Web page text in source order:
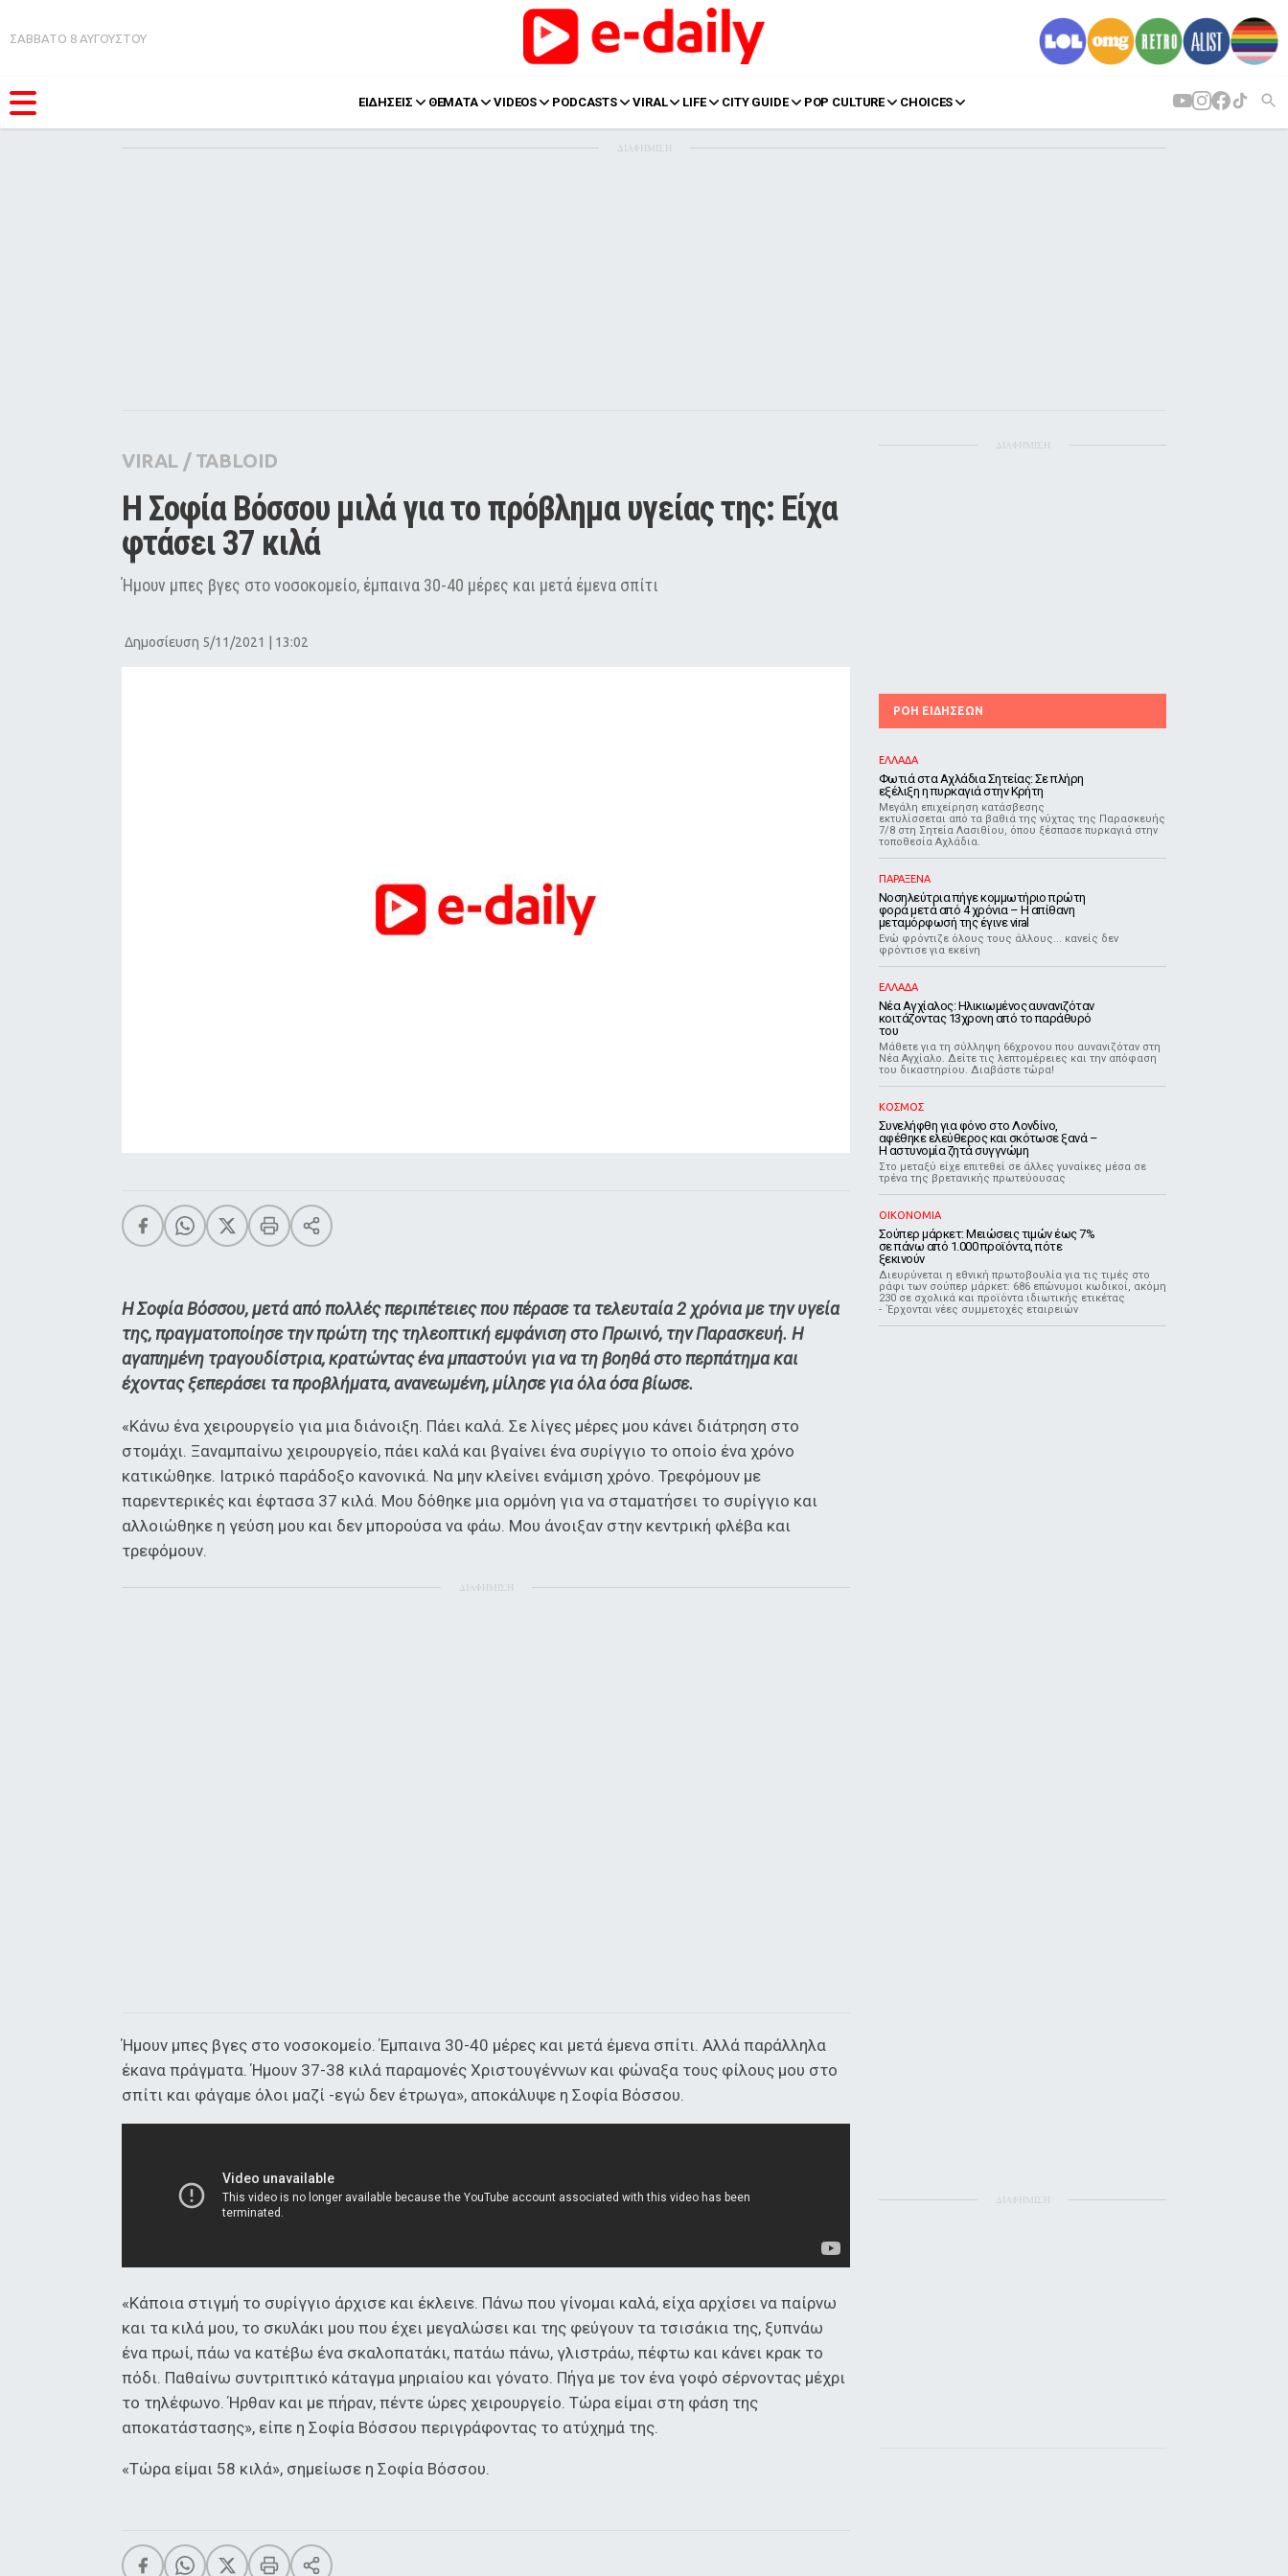
ΣΑΒΒΑΤΟ 8 ΑΥΓΟΥΣΤΟΥ
ΕΙΔΗΣΕΙΣ ΘΕΜΑΤΑ VIDEOS PODCASTS VIRAL LIFE CITY GUIDE POP CULTURE CHOICES
Pop Culture
Agenda
ΔΙΑΦΗΜΙΣΗ
VIRAL / TABLOID
Η Σοφία Βόσσου μιλά για το πρόβλημα υγείας της: Είχα
φτάσει 37 κιλά
Ήμουν μπες βγες στο νοσοκομείο, έμπαινα 30-40 μέρες και μετά έμενα σπίτι
Δημοσίευση 5/11/2021 | 13:02
Η Σοφία Βόσσου, μετά από πολλές περιπέτειες που πέρασε τα τελευταία 2 χρόνια με την υγεία
της, πραγματοποίησε την πρώτη της τηλεοπτική εμφάνιση στο Πρωινό, την Παρασκευή. Η
αγαπημένη τραγουδίστρια, κρατώντας ένα μπαστούνι για να τη βοηθά στο περπάτημα και
έχοντας ξεπεράσει τα προβλήματα, ανανεωμένη, μίλησε για όλα όσα βίωσε.
«Κάνω ένα χειρουργείο για μια διάνοιξη. Πάει καλά. Σε λίγες μέρες μου κάνει διάτρηση στο
στομάχι. Ξαναμπαίνω χειρουργείο, πάει καλά και βγαίνει ένα συρίγγιο το οποίο ένα χρόνο
κατικώθηκε. Ιατρικό παράδοξο κανονικά. Να μην κλείνει ενάμιση χρόνο. Τρεφόμουν με
παρεντερικές και έφτασα 37 κιλά. Μου δόθηκε μια ορμόνη για να σταματήσει το συρίγγιο και
αλλοιώθηκε η γεύση μου και δεν μπορούσα να φάω. Μου άνοιξαν στην κεντρική φλέβα και
τρεφόμουν.
ΔΙΑΦΗΜΙΣΗ
Ήμουν μπες βγες στο νοσοκομείο. Έμπαινα 30-40 μέρες και μετά έμενα σπίτι. Αλλά παράλληλα
έκανα πράγματα. Ήμουν 37-38 κιλά παραμονές Χριστουγέννων και φώναξα τους φίλους μου στο
σπίτι και φάγαμε όλοι μαζί -εγώ δεν έτρωγα», αποκάλυψε η Σοφία Βόσσου.
«Κάποια στιγμή το συρίγγιο άρχισε και έκλεινε. Πάνω που γίνομαι καλά, είχα αρχίσει να παίρνω
και τα κιλά μου, το σκυλάκι μου που έχει μεγαλώσει και της φεύγουν τα τσισάκια της, ξυπνάω
ένα πρωί, πάω να κατέβω ένα σκαλοπατάκι, πατάω πάνω, γλιστράω, πέφτω και κάνει κρακ το
πόδι. Παθαίνω συντριπτικό κάταγμα μηριαίου και γόνατο. Πήγα με τον ένα γοφό σέρνοντας μέχρι
το τηλέφωνο. Ήρθαν και με πήραν, πέντε ώρες χειρουργείο. Τώρα είμαι στη φάση της
αποκατάστασης», είπε η Σοφία Βόσσου περιγράφοντας το ατύχημά της.
«Τώρα είμαι 58 κιλά», σημείωσε η Σοφία Βόσσου.
ΔΙΑΦΗΜΙΣΗ
ΡΟΗ ΕΙΔΗΣΕΩΝ
ΕΛΛΑΔΑ
Φωτιά στα Αχλάδια Σητείας: Σε πλήρη
εξέλιξη η πυρκαγιά στην Κρήτη
Μεγάλη επιχείρηση κατάσβεσης
εκτυλίσσεται από τα βαθιά της νύχτας της Παρασκευής
7/8 στη Σητεία Λασιθίου, όπου ξέσπασε πυρκαγιά στην
τοποθεσία Αχλάδια.
ΠΑΡΑΞΕΝΑ
Νοσηλεύτρια πήγε κομμωτήριο πρώτη
φορά μετά από 4 χρόνια – Η απίθανη
μεταμόρφωσή της έγινε viral
Ενώ φρόντιζε όλους τους άλλους... κανείς δεν
φρόντισε για εκείνη
ΕΛΛΑΔΑ
Νέα Αγχίαλος: Ηλικιωμένος αυνανιζόταν
κοιτάζοντας 13χρονη από το παράθυρό
του
Μάθετε για τη σύλληψη 66χρονου που αυνανιζόταν στη
Νέα Αγχίαλο. Δείτε τις λεπτομέρειες και την απόφαση
του δικαστηρίου. Διαβάστε τώρα!
ΚΟΣΜΟΣ
Συνελήφθη για φόνο στο Λονδίνο,
αφέθηκε ελεύθερος και σκότωσε ξανά –
Η αστυνομία ζητά συγγνώμη
Στο μεταξύ είχε επιτεθεί σε άλλες γυναίκες μέσα σε
τρένα της βρετανικής πρωτεύουσας
ΟΙΚΟΝΟΜΙΑ
Σούπερ μάρκετ: Μειώσεις τιμών έως 7%
σε πάνω από 1.000 προϊόντα, πότε
ξεκινούν
Διευρύνεται η εθνική πρωτοβουλία για τις τιμές στο
ράφι των σούπερ μάρκετ: 686 επώνυμοι κωδικοί, ακόμη
230 σε σχολικά και προϊόντα ιδιωτικής ετικέτας
- Έρχονται νέες συμμετοχές εταιρειών
ΔΙΑΦΗΜΙΣΗ